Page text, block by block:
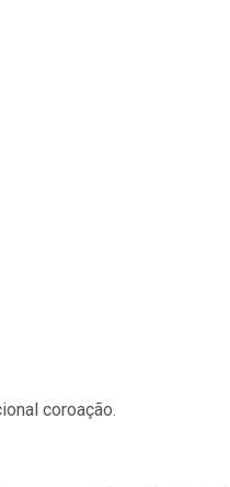
coroação.